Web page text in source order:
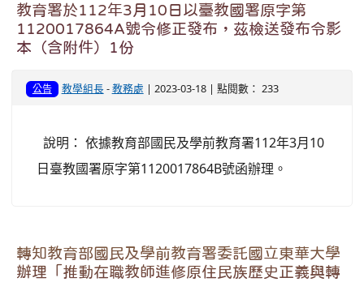
教育署於112年3月10日以臺教國署原字第
1120017864A號令修正發布，茲檢送發布令影
本（含附件）1份
公告 教學組長-教務處 | 2023-03-18 | 點閱數： 233
說明： 依據教育部國民及學前教育署112年3月10
日臺教國署原字第1120017864B號函辦理。
轉知教育部國民及學前教育署委託國立東華大學
辦理「推動在職教師進修原住民族歷史正義與轉